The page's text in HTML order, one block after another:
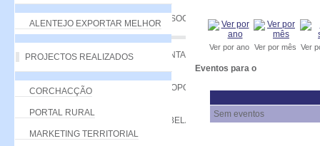
ASSOCIADOS
VANTAGENS
PROPOSTA
TABELA DE QUOTAS
ALENTEJO EXPORTAR MELHOR
PROJECTOS REALIZADOS
CORCHACÇÃO
PORTAL RURAL
MARKETING TERRITORIAL
Ver por ano Ver por mês Ver
Eventos para o
Sem eventos